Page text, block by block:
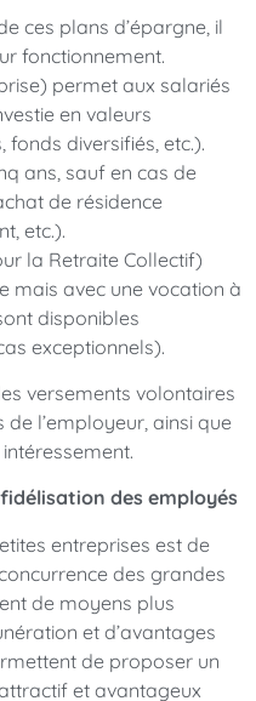
ces plans d’épargne, il
fonctionnement.
permet aux salariés
en valeurs
diversifiés, etc.).
ans, sauf en cas de
de résidence
etc.).
la Retraite Collectif)
mais avec une vocation à
disponibles
exceptionnels).
versements volontaires
l’employeur, ainsi que
des employés
entreprises est de
des grandes
de moyens plus
et d’avantages
de proposer un
et avantageux